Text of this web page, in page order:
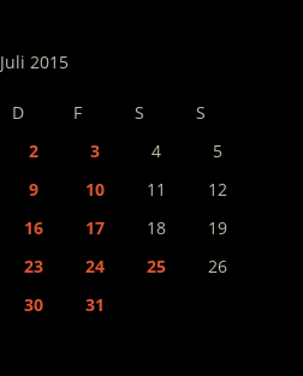
Juli 2015
D F S
S
2 3 4
5
9 10 11
12
16 17 18
19
23 24 25
26
30
31